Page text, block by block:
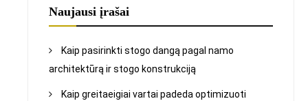
Naujausi įrašai
Kaip pasirinkti stogo dangą pagal namo
architektūrą ir stogo konstrukciją
Kaip greitaeigiai vartai padeda optimizuoti